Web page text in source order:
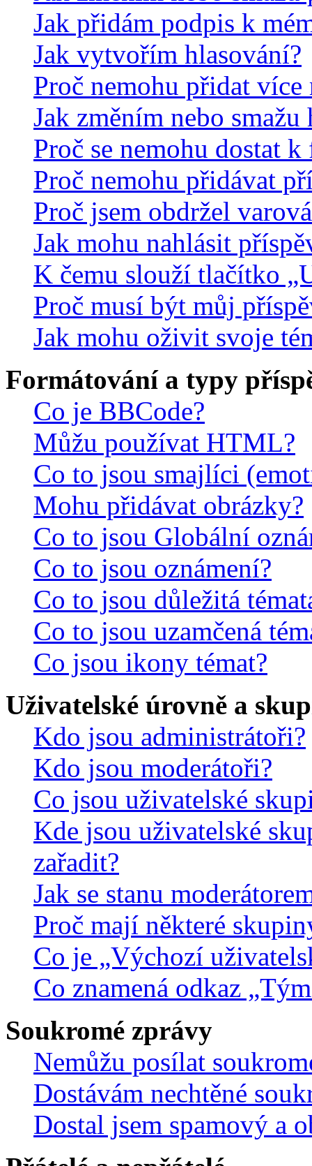
Jak přidám podpis k
Jak vytvořím hlasování?
Proč nemohu přidat
Jak změním nebo smažu
Proč se nemohu dostat k
Proč nemohu přidávat
Proč jsem obdržel
Jak mohu nahlásit
K čemu slouží tlačítko
Proč musí být můj
Jak mohu oživit svoje
Formátování a typy
Co je BBCode?
Můžu používat HTML?
Co to jsou smajlíci
Mohu přidávat obrázky?
Co to jsou Globální
Co to jsou oznámení?
Co to jsou důležitá
Co to jsou uzamčená
Co jsou ikony témat?
Uživatelské úrovně a
Kdo jsou administrátoři?
Kdo jsou moderátoři?
Co jsou uživatelské
Kde jsou uživatelské
zařadit?
Jak se stanu
Proč mají některé
Co je „Výchozí
Co znamená odkaz
Soukromé zprávy
Nemůžu posílat
Dostávám nechtěné
Dostal jsem spamový a